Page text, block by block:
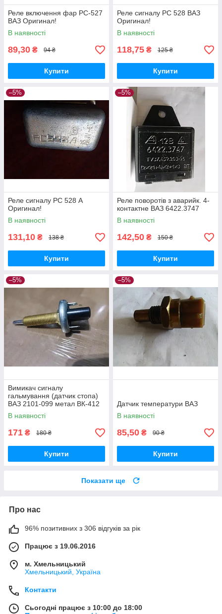
Реле включення фар РС-527
ВАЗ Оригинал!
В наявності
89,30 ₴ 94 ₴
Купити
Реле сигналу РС 528 ВАЗ
Оригинал!
В наявності
118,75 ₴ 125 ₴
Купити
–5%
Реле сигналу РС 528 А
Оригинал!
В наявності
131,10 ₴ 138 ₴
Купити
–5%
Реле поворотів з аварийк. 4-
контактне ВАЗ 6422.3747
В наявності
142,50 ₴ 150 ₴
Купити
–5%
Вимикач сигналу
гальмування (датчик стопа)
ВАЗ 2101-099 метал ВК-412
В наявності
171 ₴ 180 ₴
Купити
–5%
Датчик температури ВАЗ
В наявності
85,50 ₴ 90 ₴
Купити
Показати ще
Про нас
96% позитивних з 306 відгуків за рік
Працює з 19.06.2016
м. Хмельницький
Хмельницький, Україна
Контакти
Сьогодні працює з 10:00 до 18:00